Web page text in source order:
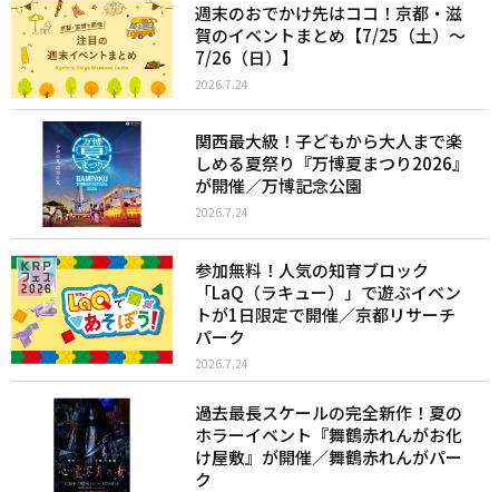
週末のおでかけ先はココ！京都・滋
賀のイベントまとめ【7/25（土）〜
7/26（日）】
2026.7.24
関西最大級！子どもから大人まで楽
しめる夏祭り『万博夏まつり2026』
が開催／万博記念公園
2026.7.24
参加無料！人気の知育ブロック
「LaQ（ラキュー）」で遊ぶイベン
トが1日限定で開催／京都リサーチ
パーク
2026.7.24
過去最長スケールの完全新作！夏の
ホラーイベント『舞鶴赤れんがお化
け屋敷』が開催／舞鶴赤れんがパー
ク